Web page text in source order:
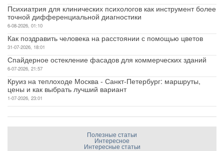
Психиатрия для клинических психологов как инструмент более
точной дифференциальной диагностики
6-08-2026, 01:10
Как поздравить человека на расстоянии с помощью цветов
31-07-2026, 18:01
Спайдерное остекление фасадов для коммерческих зданий
6-07-2026, 21:57
Круиз на теплоходе Москва - Санкт-Петербург: маршруты,
цены и как выбрать лучший вариант
1-07-2026, 23:01
Полезные статьи
Интересное
Интересные статьи